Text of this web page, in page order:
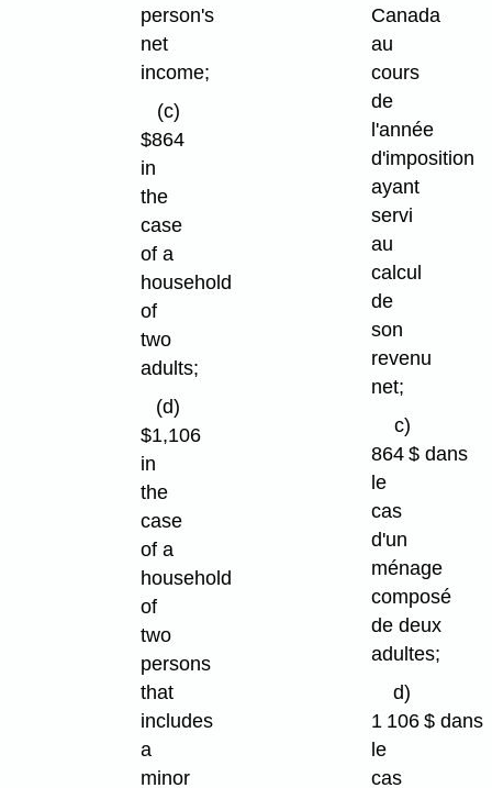
person's
net
income;
(c)
$864
in
the
case
of a
household
of
two
adults;
(d)
$1,106
in
the
case
of a
household
of
two
persons
that
includes
a
minor
Canada
au
cours
de
l'année
d'imposition
ayant
servi
au
calcul
de
son
revenu
net;
c)
864 $ dans
le
cas
d'un
ménage
composé
de deux
adultes;
d)
1 106 $ dans
le
cas